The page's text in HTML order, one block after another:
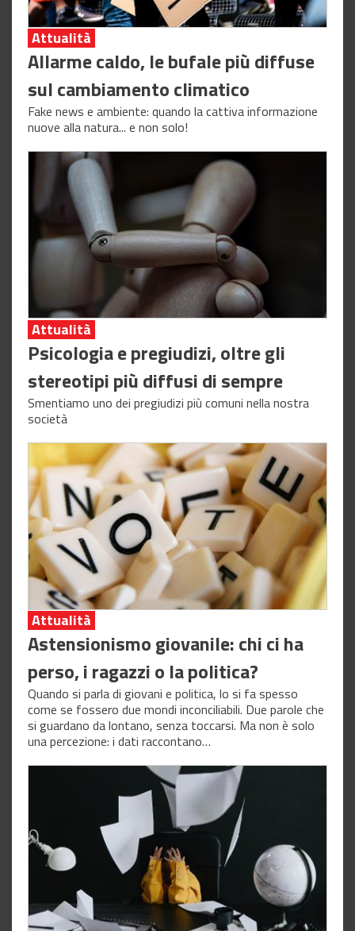
Attualità
Allarme caldo, le bufale più diffuse
sul cambiamento climatico
Fake news e ambiente: quando la cattiva informazione
nuove alla natura... e non solo!
Attualità
Psicologia e pregiudizi, oltre gli
stereotipi più diffusi di sempre
Smentiamo uno dei pregiudizi più comuni nella nostra
società
Attualità
Astensionismo giovanile: chi ci ha
perso, i ragazzi o la politica?
Quando si parla di giovani e politica, lo si fa spesso
come se fossero due mondi inconciliabili. Due parole che
si guardano da lontano, senza toccarsi. Ma non è solo
una percezione: i dati raccontano…